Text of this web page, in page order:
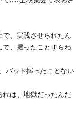
、実践させられたん
、握ったことすらね
バット握ったことない
は、地獄だったんだ